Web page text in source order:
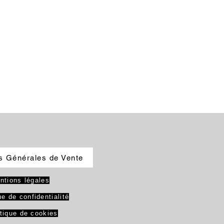
Générales de Vente
légales
de confidentialité
de cookies